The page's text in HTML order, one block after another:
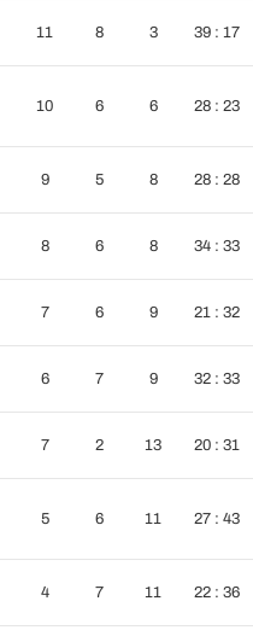
11 8 3 39 : 17
10 6 6 28 : 23
9 5 8 28 : 28
8 6 8 34 : 33
7 6 9 21 : 32
6 7 9 32 : 33
7 2 13 20 : 31
5 6 11 27 : 43
4 7 11 22 : 36